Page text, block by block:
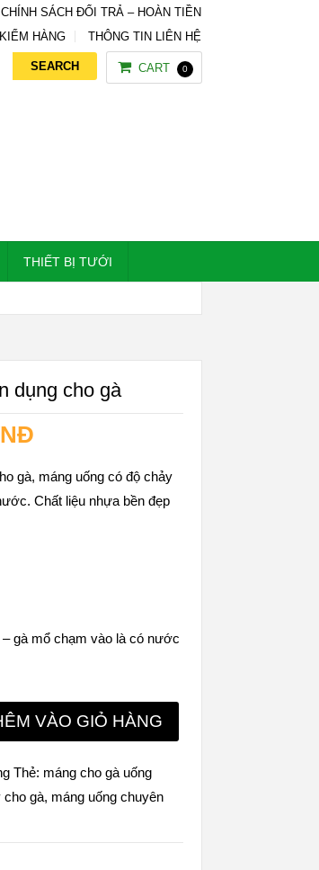
CHÍNH SÁCH ĐỔI TRẢ – HOÀN TIỀN
HÀNG
THÔNG TIN LIÊN HỆ
CART 0
THIẾT BỊ TƯỚI
dụng cho gà
gà, máng uống có độ chảy
Chất liệu nhựa bền đẹp
gà mổ chạm vào là có nước
VÀO GIỎ HÀNG
Thẻ: máng cho gà uống
gà, máng uống chuyên